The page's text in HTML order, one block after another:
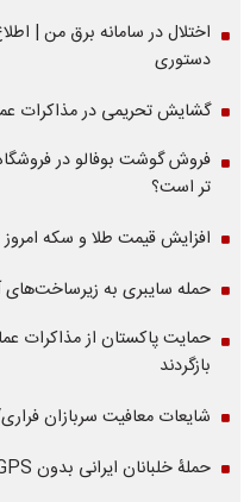
اختلال در سامانه برق من |
دستوری
گشایش تحریمی در مذاکرات
فروش گوشت بوفالو در
تر است؟
افزایش قیمت طلا و سکه امروز ۱۵ مرداد ۱۴۰۵ | طلا گرمی امروز چند؟
حمله سایبری به زیرساخت‌های آب ۱۲ ایالت
حمایت پاکستان از مذاکرات
بازگردند
شایعات معافیت سربازان
حملۀ خلبانان ایرانی بدون GPS به پایگاه آمریکا